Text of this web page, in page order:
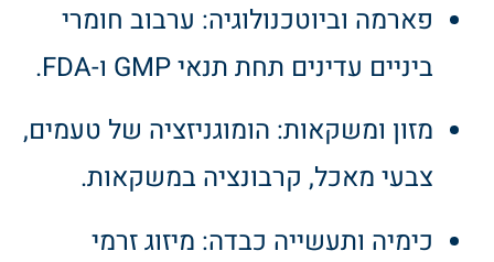
פארמה וביוטכנולוגיה: ערבוב חומרי
ביניים עדינים תחת תנאי GMP ו-FDA.
מזון ומשקאות: הומוגניזציה של טעמים,
צבעי מאכל, קרבונציה במשקאות.
כימיה ותעשייה כבדה: מיזוג זרמי